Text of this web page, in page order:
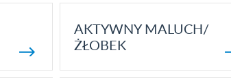
AKTYWNY MALUCH/
ŻŁOBEK